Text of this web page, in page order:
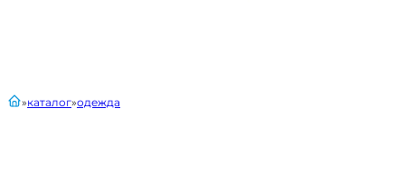
главнаякаталог одежда